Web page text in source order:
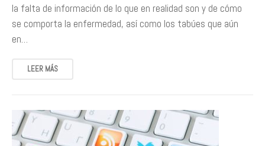
la falta de información de lo que en realidad son y de cómo
se comporta la enfermedad, así como los tabúes que aún
en…
LEER MÁS